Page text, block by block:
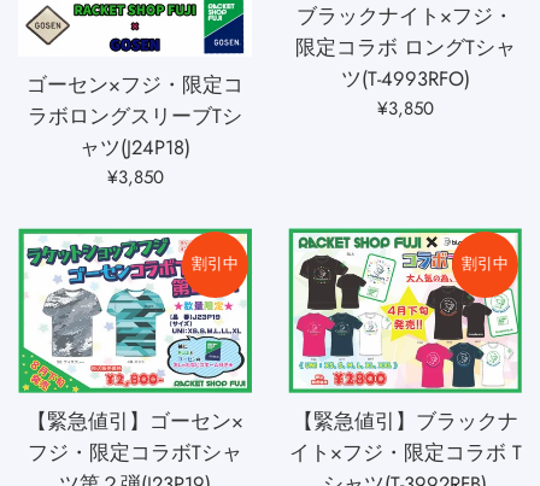
ゴーセン×フジ・限定コ
ラボロングスリーブTシ
ャツ(J24P18)
通
価
格
¥3,850
ブラックナイト×フジ・
限定コラボ ロングTシャ
ツ(T-4993RFO)
通
¥3,850
【緊急値引】ゴーセン×
フジ・限定コラボTシャ
割引中
【緊急値引】ブラックナ
イト×フジ・限定コラボ T
割引中